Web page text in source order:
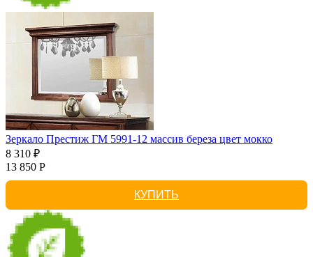
Зеркало Престиж ГМ 5991-12 массив береза цвет мокко
8 310 ₽
13 850 Р
КУПИТЬ